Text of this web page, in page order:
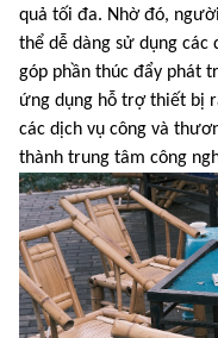
quả tối đa. Nhờ đó,
thể dễ dàng sử dụng
góp phần thúc đẩy phát
ứng dụng hỗ trợ thiết bị
các dịch vụ công và
thành trung tâm công